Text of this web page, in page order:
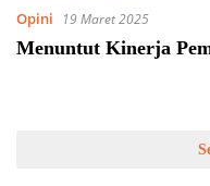
Opini 19 Maret 2025
Menuntut Kinerja